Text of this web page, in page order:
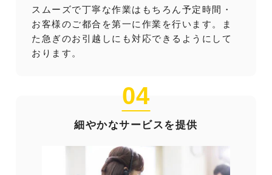
スムーズで丁寧な作業はもちろん予定時間・
お客様のご都合を第一に作業を行います。ま
た急ぎのお引越しにも対応できるようにして
おります。
04
細やかなサービスを提供